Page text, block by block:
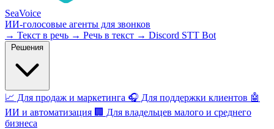
SeaVoice
ИИ-голосовые агенты для звонков
→ Текст в речь → Речь в текст → Discord STT Bot
📈 Для продаж и маркетинга 🎧 Для поддержки клиентов 🤖
ИИ и автоматизация 🏢 Для владельцев малого и среднего
бизнеса